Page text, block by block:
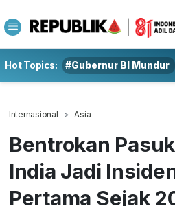
Hot Topics: #Gubernur BI Mundur
Internasional Asia
Bentrokan
India Jadi
Pertama Sejak